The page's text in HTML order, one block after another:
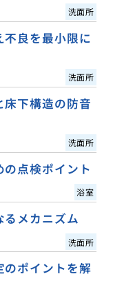
洗面所
良を最小限に
洗面所
床下構造の防音
洗面所
点検ポイント
浴室
メカニズム
洗面所
のポイントを解